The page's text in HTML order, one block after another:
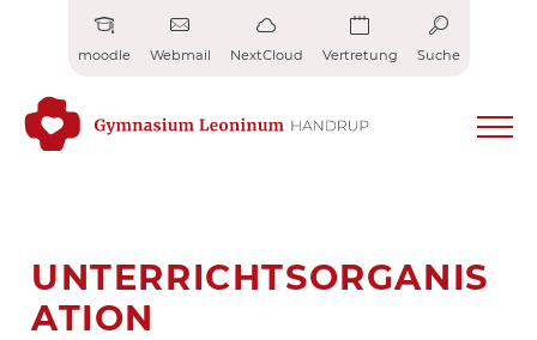
moodle Webmail NextCloud Vertretung Suche
UNTERRICHTSORGANIS
ATION